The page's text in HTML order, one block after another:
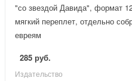
"со звездой Давида", формат
мягкий переплет, отдельно
евреям
285 руб.
Издательство